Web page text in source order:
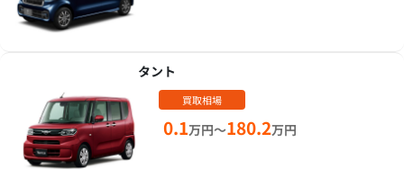
タント
買取相場
0.1万円～180.2万円